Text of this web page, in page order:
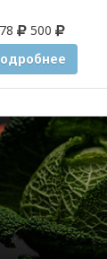
500